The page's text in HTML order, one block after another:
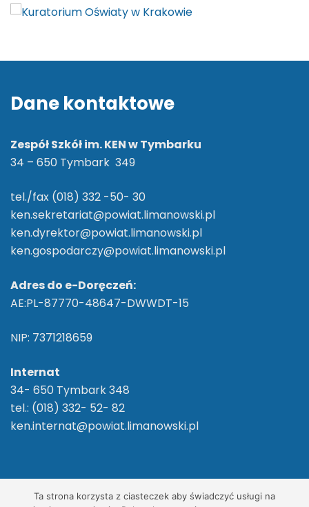
Dane kontaktowe
Zespół Szkół im. KEN w Tymbarku
34 – 650 Tymbark 349
tel./fax (018) 332 -50- 30
ken.sekretariat@powiat.limanowski.pl
ken.dyrektor@powiat.limanowski.pl
ken.gospodarczy@powiat.limanowski.pl
Adres do e-Doręczeń:
AE:PL-87770-48647-DWWDT-15
NIP: 7371218659
Internat
34- 650 Tymbark 348
tel.: (018) 332- 52- 82
ken.internat@powiat.limanowski.pl
ZS im. Komisji Edukacji Narodowej w
Ta strona korzysta z ciasteczek aby świadczyć usługi na